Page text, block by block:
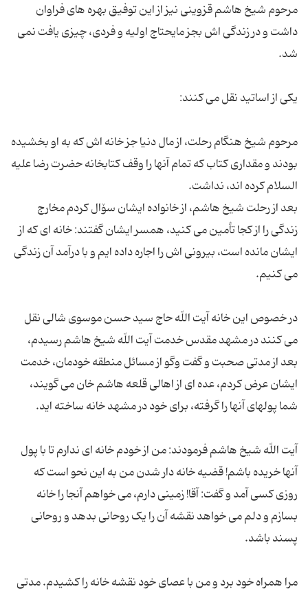
مرحوم شیخ هاشم قزوینی نیز از این توفیق بهره های فراوان
داشت و در زندگی اش بجز مایحتاج اولیه و فردی، چیزی یافت نمی
مرحوم شیخ هنگام رحلت، از مال دنیا جز خانه اش که به او بخشیده
بودند و مقداری کتاب که تمام آنها را وقف کتابخانه حضرت رضا علیه
بعد از رحلت شیخ هاشم، از خانواده ایشان سۆال کردم مخارج
زندگی را از کجا تأمین می کنید، همسر ایشان گفتند: خانه ای که از
ایشان مانده است، بیرونی اش را اجاره داده ایم و با درآمد آن زندگی
در خصوص این خانه آیت اللّه حاج سید حسن موسوی شالی نقل
می کنند در مشهد مقدس خدمت آیت اللّه شیخ هاشم رسیدم،
بعد از مدتی صحبت و گفت وگو از مسائل منطقه خودمان، خدمت
ایشان عرض کردم، عده ای از اهالی قلعه هاشم خان می گویند،
آیت اللّه شیخ هاشم فرمودند: من از خودم خانه ای ندارم تا با پول
آنها خریده باشم! قضیه خانه دار شدن من به این نحو است که
روزی کسی آمد و گفت: آقا! زمینی دارم، می خواهم آنجا را خانه
بسازم و دلم می خواهد نقشه آن را یک روحانی بدهد و روحانی
مرا همراه خود برد و من با عصای خود نقشه خانه را کشیدم. مدتی